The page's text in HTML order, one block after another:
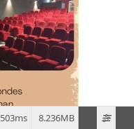
8.236MB
503ms